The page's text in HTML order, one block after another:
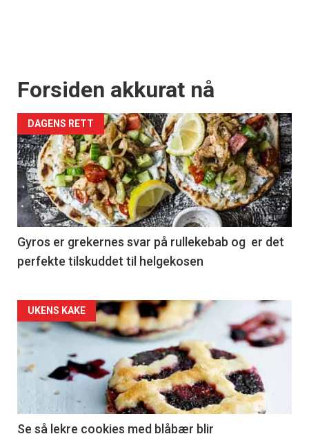
Forsiden akkurat nå
DAGENS RETT
Gyros er grekernes svar på rullekebab og er det
perfekte tilskuddet til helgekosen
Forsiden
akkurat
nå
UKENS KAKE
Se så lekre cookies med blåbær blir